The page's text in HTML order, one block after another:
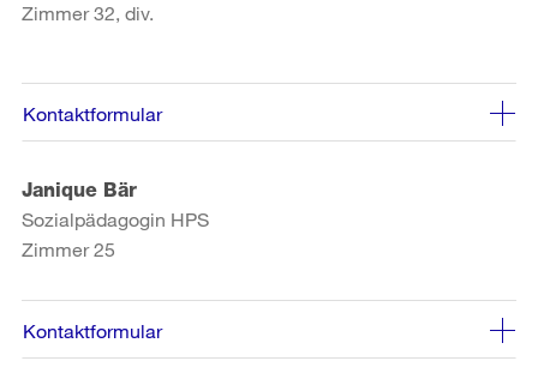
Zimmer 32, div.
Kontaktformular
Janique Bär
Sozialpädagogin HPS
Zimmer 25
Kontaktformular